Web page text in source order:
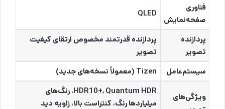
فناوری
صفحه‌نمایش
QLED
پردازنده
تصویر
پردازنده قدرتمند مخصوص ارتقای کیفیت
تصویر
سیستم‌عامل
Tizen (معمولاً نسخه‌های جدید)
ویژگی‌های
HDR10+, Quantum HDR، رنگ‌های
میلیاردها رنگ، کنتراست بالا، زاویه دید